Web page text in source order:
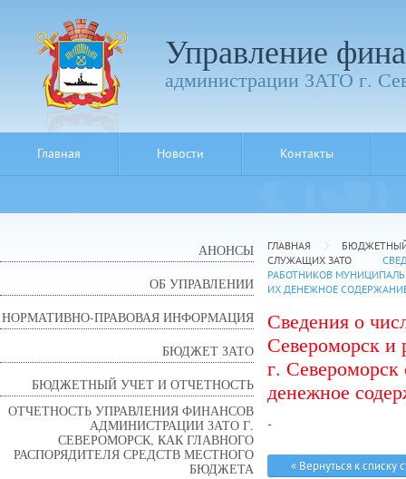
Управление
администрации ЗАТО г.
Главная Новости Контакты
ГЛАВНАЯ
СЛУЖАЩИХ ЗАТО
РАБОТНИКОВ
ИХ ДЕНЕЖНОЕ
Сведения о
Североморск
г. Североморск
денежное
-
« Вернуться к списку
АНОНСЫ
ОБ УПРАВЛЕНИИ
НОРМАТИВНО-ПРАВОВАЯ ИНФОРМАЦИЯ
БЮДЖЕТ ЗАТО
БЮДЖЕТНЫЙ УЧЕТ И ОТЧЕТНОСТЬ
ОТЧЕТНОСТЬ УПРАВЛЕНИЯ ФИНАНСОВ
АДМИНИСТРАЦИИ ЗАТО Г.
СЕВЕРОМОРСК, КАК ГЛАВНОГО
РАСПОРЯДИТЕЛЯ СРЕДСТВ МЕСТНОГО
БЮДЖЕТА